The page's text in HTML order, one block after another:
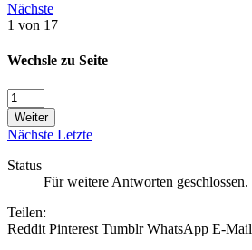
Nächste
1 von 17
Wechsle zu Seite
Weiter
Nächste Letzte
Status
Für weitere Antworten geschlossen.
Teilen:
Reddit Pinterest Tumblr WhatsApp E-Mail